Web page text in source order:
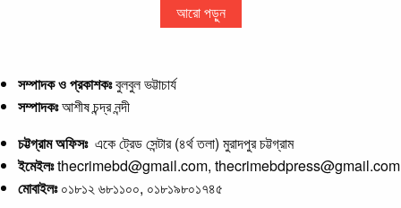
আরো পড়ুন
সম্পাদক ও প্রকাশকঃবুলবুল ভট্টাচার্য
সম্পাদকঃআশীষ চন্দ্র নন্দী
চট্টগ্রাম অফিসঃএকে ট্রেড সেন্টার (৪র্থ তলা) মুরাদপুর চট্টগ্রাম
ইমেইলঃthecrimebd@gmail.com, thecrimebdpress@gmail.com
মোবাইলঃ০১৮১২ ৬৮১১০০, ০১৮১৯৮০১৭৪৫